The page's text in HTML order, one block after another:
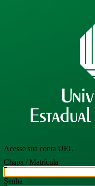
Acesse sua conta UEL
Chapa / Matrícula
Senha